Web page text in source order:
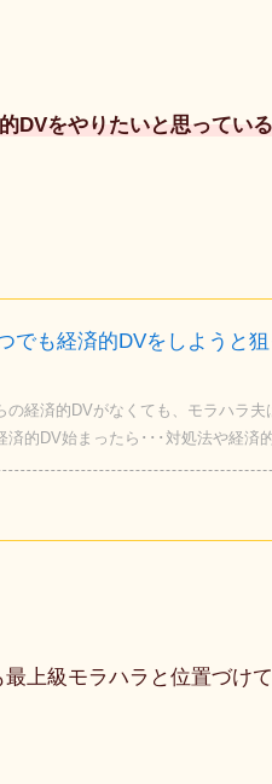
DVをやりたいと思ってい
でも経済的DVをしようと
の経済的DVがなくても、モラハラ夫
的DV始まったら･･･対処法や経済
上級モラハラと位置づけて